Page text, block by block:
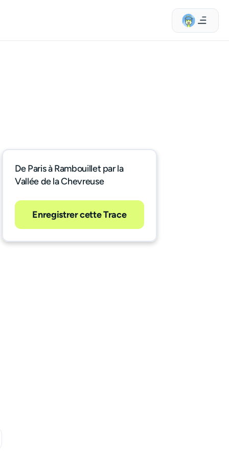
De Paris à Rambouillet par la
Vallée de la Chevreuse
Enregistrer cette Trace